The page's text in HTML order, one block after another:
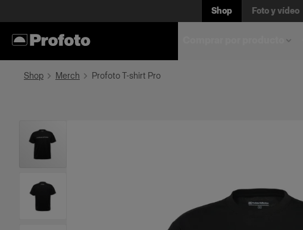
Shop Foto y vídeo
Shop Merch Profoto T-shirt Pro